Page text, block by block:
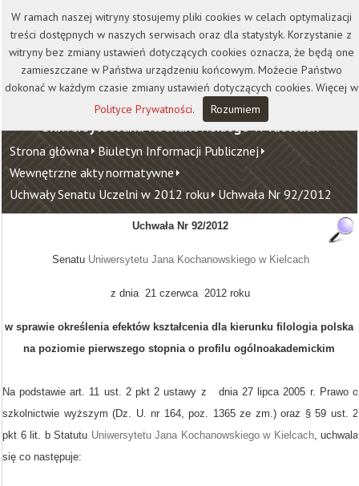
Kontakt Biblioteka
Wydawnictwo
Wirtualna Uczelnia
Uniwersytet Jana Kochanowskiego w Kielcach
Strona główna Biuletyn Informacji Publicznej
Wewnętrzne akty normatywne
Uchwały Senatu Uczelni w 2012 roku Uchwała Nr 92/2012
Uchwała Nr 92/2012
Senatu Uniwersytetu Jana Kochanowskiego w Kielcach
z dnia 21 czerwca 2012 roku
w sprawie określenia efektów kształcenia dla kierunku filologia polska
na poziomie pierwszego stopnia o profilu ogólnoakademickim
Na podstawie art. 11 ust. 2 pkt 2 ustawy z dnia 27 lipca 2005 r. Prawo o
szkolnictwie wyższym (Dz. U. nr 164, poz. 1365 ze zm.) oraz § 59 ust. 2
pkt 6 lit. b Statutu Uniwersytetu Jana Kochanowskiego w Kielcach, uchwala
się co następuje:
W ramach naszej witryny stosujemy pliki cookies w celach optymalizacji
treści dostępnych w naszych serwisach oraz dla statystyk. Korzystanie z
witryny bez zmiany ustawień dotyczących cookies oznacza, że będą one
zamieszczane w Państwa urządzeniu końcowym. Możecie Państwo
dokonać w każdym czasie zmiany ustawień dotyczących cookies. Więcej w
Polityce Prywatności. Rozumiem